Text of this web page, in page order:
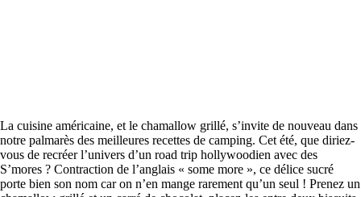
La cuisine américaine, et le chamallow grillé, s’invite de nouveau dans
notre palmarès des meilleures recettes de camping. Cet été, que diriez-
vous de recréer l’univers d’un road trip hollywoodien avec des
S’mores ? Contraction de l’anglais « some more », ce délice sucré
porte bien son nom car on n’en mange rarement qu’un seul ! Prenez un